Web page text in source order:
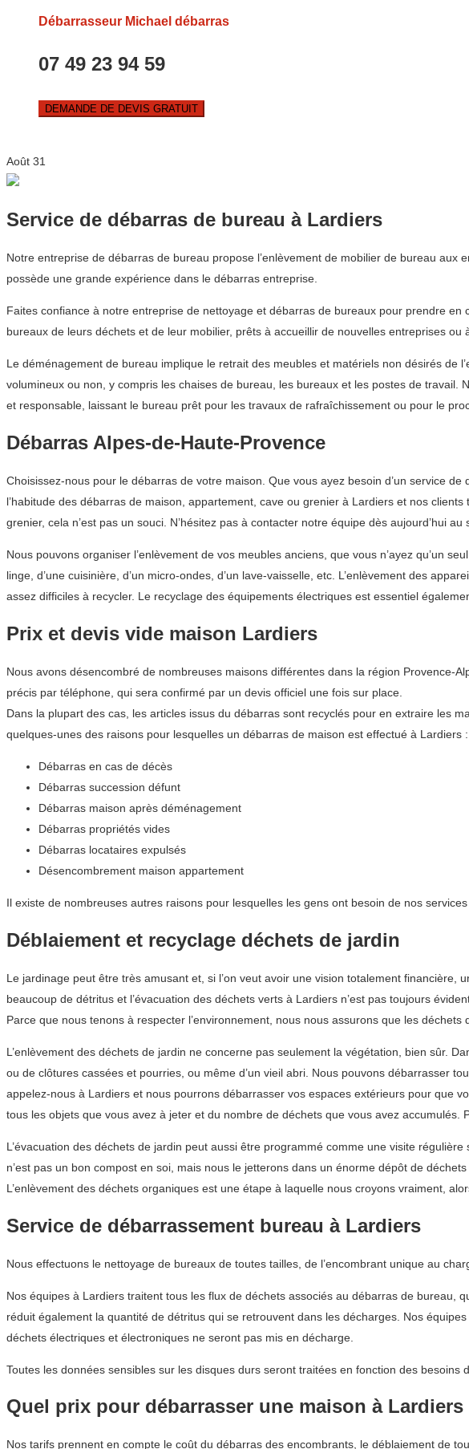
Débarrasseur Michael débarras
07 49 23 94 59
DEMANDE DE DEVIS GRATUIT
Août 31
Service de débarras de bureau à Lardiers
Notre entreprise de débarras de bureau propose l’enlèvement de mobilier de bureau
possède une grande expérience dans le débarras entreprise.
Faites confiance à notre entreprise de nettoyage et débarras de bureaux pour prendre
bureaux de leurs déchets et de leur mobilier, prêts à accueillir de nouvelles entreprises
Le déménagement de bureau implique le retrait des meubles et matériels non désirés de
volumineux ou non, y compris les chaises de bureau, les bureaux et les postes de
et responsable, laissant le bureau prêt pour les travaux de rafraîchissement ou pour le
Débarras Alpes-de-Haute-Provence
Choisissez-nous pour le débarras de votre maison. Que vous ayez besoin d’un service
l’habitude des débarras de maison, appartement, cave ou grenier à Lardiers et nos
grenier, cela n’est pas un souci. N’hésitez pas à contacter notre équipe dès aujourd’hui
Nous pouvons organiser l’enlèvement de vos meubles anciens, que vous n’ayez qu’un
linge, d’une cuisinière, d’un micro-ondes, d’un lave-vaisselle, etc. L’enlèvement des
assez difficiles à recycler. Le recyclage des équipements électriques est essentiel
Prix et devis vide maison Lardiers
Nous avons désencombré de nombreuses maisons différentes dans la région Provence-
précis par téléphone, qui sera confirmé par un devis officiel une fois sur place.
Dans la plupart des cas, les articles issus du débarras sont recyclés pour en extraire les
quelques-unes des raisons pour lesquelles un débarras de maison est effectué à Lardiers :
Débarras en cas de décès
Débarras succession défunt
Débarras maison après déménagement
Débarras propriétés vides
Débarras locataires expulsés
Désencombrement maison appartement
Il existe de nombreuses autres raisons pour lesquelles les gens ont besoin de nos
Déblaiement et recyclage déchets de jardin
Le jardinage peut être très amusant et, si l’on veut avoir une vision totalement
beaucoup de détritus et l’évacuation des déchets verts à Lardiers n’est pas toujours
Parce que nous tenons à respecter l’environnement, nous nous assurons que les
L’enlèvement des déchets de jardin ne concerne pas seulement la végétation, bien sûr.
ou de clôtures cassées et pourries, ou même d’un vieil abri. Nous pouvons débarrasser
appelez-nous à Lardiers et nous pourrons débarrasser vos espaces extérieurs pour que
tous les objets que vous avez à jeter et du nombre de déchets que vous avez accumulés.
L’évacuation des déchets de jardin peut aussi être programmé comme une visite
n’est pas un bon compost en soi, mais nous le jetterons dans un énorme dépôt de
L’enlèvement des déchets organiques est une étape à laquelle nous croyons vraiment,
Service de débarrassement bureau à Lardiers
Nous effectuons le nettoyage de bureaux de toutes tailles, de l’encombrant unique au
Nos équipes à Lardiers traitent tous les flux de déchets associés au débarras de bureau,
réduit également la quantité de détritus qui se retrouvent dans les décharges. Nos
déchets électriques et électroniques ne seront pas mis en décharge.
Toutes les données sensibles sur les disques durs seront traitées en fonction des besoins
Quel prix pour débarrasser une maison à Lardiers
Nos tarifs prennent en compte le coût du débarras des encombrants, le déblaiement de